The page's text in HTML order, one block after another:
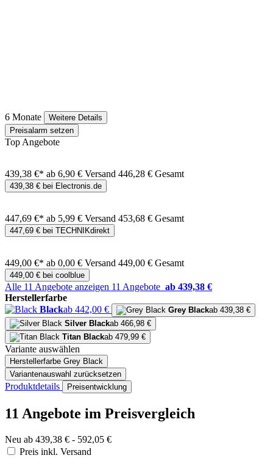
6 Monate
Weitere Details
Preisalarm setzen
Top Angebote
439,38 €* ab 6,90 € Versand 446,28 € Gesamt
439,38 € bei Electronis.de
447,69 €* ab 5,99 € Versand 453,68 € Gesamt
447,69 € bei TECHNIKdirekt
449,00 €* ab 0,00 € Versand 449,00 € Gesamt
449,00 € bei coolblue
Alle 11 Angebote anzeigen 11 Angebote ab 439,38 €
Herstellerfarbe
Blackab 442,00 € Grey Blackab 439,38 €
Silver Blackab 466,98 €
Titan Blackab 479,99 €
Variante auswählen
Herstellerfarbe Grey Black
Variantenauswahl zurücksetzen
Produktdetails Preisentwicklung
11 Angebote im Preisvergleich
Neu ab 439,38 € - 592,05 €
Preis inkl. Versand